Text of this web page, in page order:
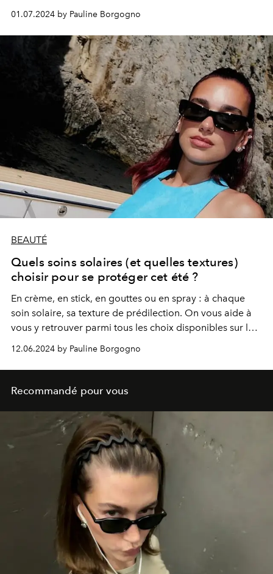
01.07.2024 by Pauline Borgogno
BEAUTÉ
Quels soins solaires (et quelles textures)
choisir pour se protéger cet été ?
En crème, en stick, en gouttes ou en spray : à chaque
soin solaire, sa texture de prédilection. On vous aide à
vous y retrouver parmi tous les choix disponibles sur le
marché beauté en ce moment.
12.06.2024 by Pauline Borgogno
Recommandé pour vous